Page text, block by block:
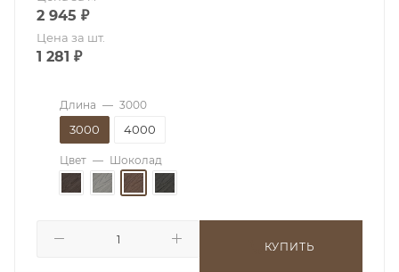
2 945 ₽
Цена за шт.
1 281 ₽
Длина — 3000
3000 4000
Цвет — Шоколад
КУПИТЬ